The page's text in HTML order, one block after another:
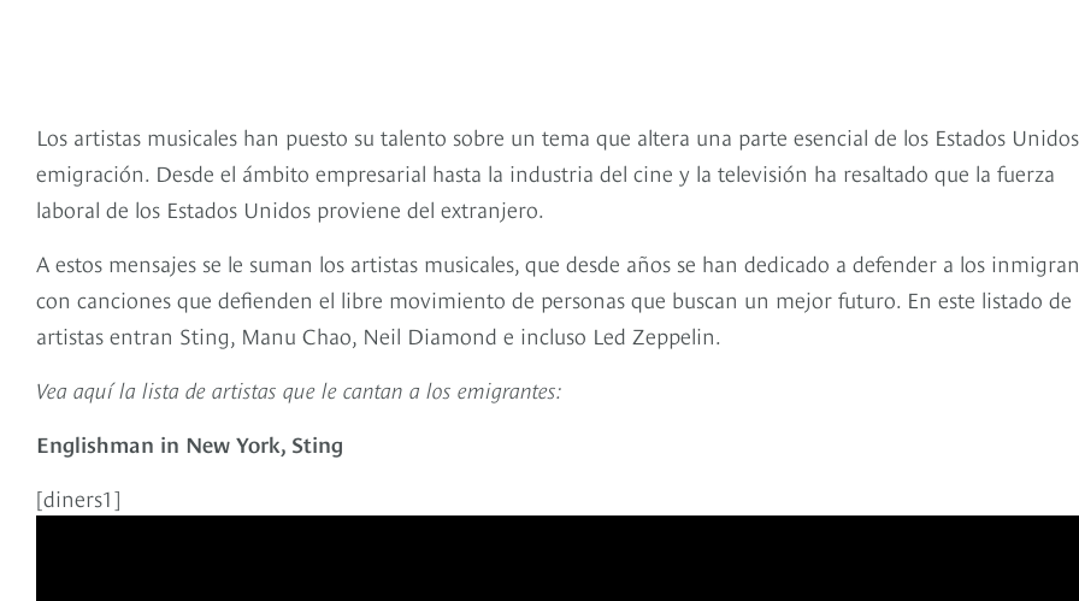
Los artistas musicales han puesto su talento sobre un tema que altera una parte esencial de los Estados
emigración. Desde el ámbito empresarial hasta la industria del cine y la televisión ha resaltado que la fuerza
laboral de los Estados Unidos proviene del extranjero.
A estos mensajes se le suman los artistas musicales, que desde años se han dedicado a defender a los
con canciones que defienden el libre movimiento de personas que buscan un mejor futuro. En este listado de
artistas entran Sting, Manu Chao, Neil Diamond e incluso Led Zeppelin.
Vea aquí la lista de artistas que le cantan a los emigrantes:
Englishman in New York, Sting
[diners1]